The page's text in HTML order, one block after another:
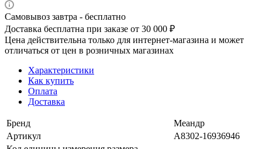
Самовывоз завтра - бесплатно
Доставка бесплатна при заказе от 30 000 ₽
Цена действительна только для интернет-магазина и может
отличаться от цен в розничных магазинах
Характеристики
Как купить
Оплата
Доставка
Бренд
Меандр
Артикул
A8302-16936946